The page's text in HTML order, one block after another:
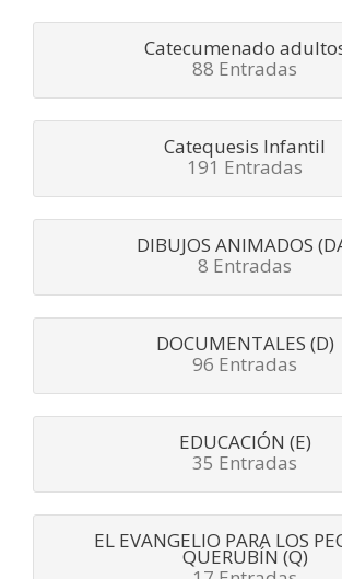
Catecumenado
88 Entradas
Catequesis Infantil
191 Entradas
DIBUJOS ANIMADOS
8 Entradas
DOCUMENTALES (D)
96 Entradas
EDUCACIÓN (E)
35 Entradas
EL EVANGELIO PARA LOS
QUERUBÍN (Q)